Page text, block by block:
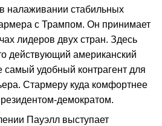
налаживании стабильных
с Трампом. Он принимает
лидеров двух стран. Здесь
действующий американский
самый удобный контрагент для
Стармеру куда комфортнее
демократом.
Пауэлл выступает